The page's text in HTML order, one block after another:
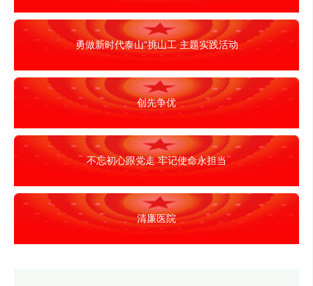
勇做新时代泰山“挑山工 主题实践活动
创先争优
不忘初心跟党走 牢记使命永担当
清廉医院